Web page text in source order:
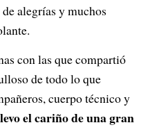
alegrías y muchos
con las que compartió
de todo lo que
cuerpo técnico y
el cariño de una gran